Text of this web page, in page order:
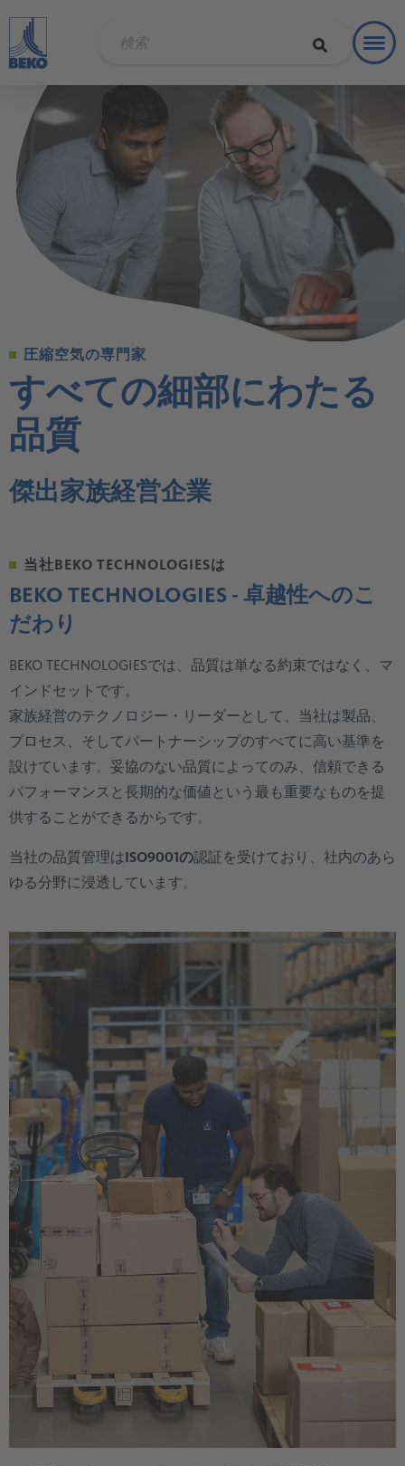
ソリ
圧縮空気の専門家
すべての細部にわたる
品質
傑出家族経営企業
当社BEKO TECHNOLOGIESは
BEKO TECHNOLOGIES - 卓越性へのこ
だわり
BEKO TECHNOLOGIESでは、品質は単なる約束ではなく、マ
インドセットです。
家族経営のテクノロジー・リーダーとして、当社は製品、
プロセス、そしてパートナーシップのすべてに高い基準を
設けています。妥協のない品質によってのみ、信頼できる
パフォーマンスと長期的な価値という最も重要なものを提
供することができるからです。
当社の品質管理はISO9001の認証を受けており、社内のあら
ゆる分野に浸透しています。